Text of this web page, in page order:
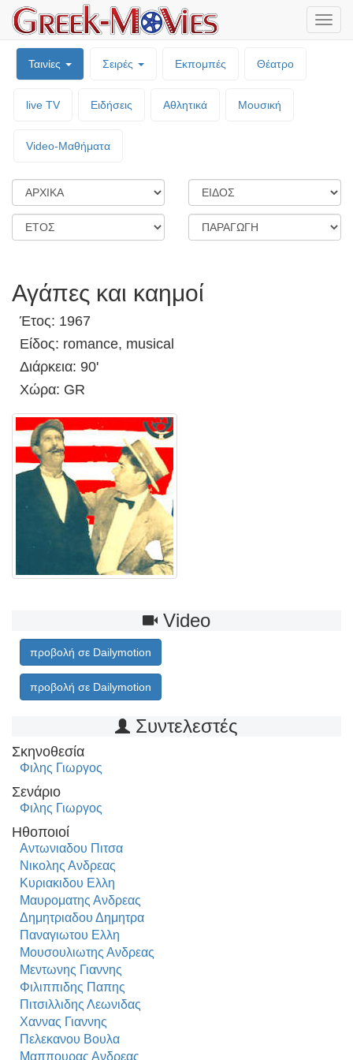
Ταινίες Σειρές Εκπομπές Θέατρο
live TV Ειδήσεις Αθλητικά Μουσική
Video-Mαθήματα
Αγάπες και καημοί
Έτος: 1967
Είδος: romance, musical
Διάρκεια: 90'
Χώρα: GR
Video
προβολή σε Dailymotion
προβολή σε Dailymotion
Συντελεστές
Σκηνοθεσία
Φιλης Γιωργος
Σενάριο
Φιλης Γιωργος
Ηθοποιοί
Αντωνιαδου Πιτσα
Νικολης Ανδρεας
Κυριακιδου Ελλη
Μαυροματης Ανδρεας
Δημητριαδου Δημητρα
Παναγιωτου Ελλη
Μουσουλιωτης Ανδρεας
Μεντωνης Γιαννης
Φιλιππιδης Παπης
Πιτσιλλιδης Λεωνιδας
Χαννας Γιαννης
Πελεκανου Βουλα
Μαππουρας Ανδρεας